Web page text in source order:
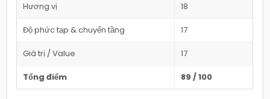
Hương vị 18
Độ phức tạp & chuyển tầng 17
Giá trị / Value 17
Tổng điểm 89 / 100